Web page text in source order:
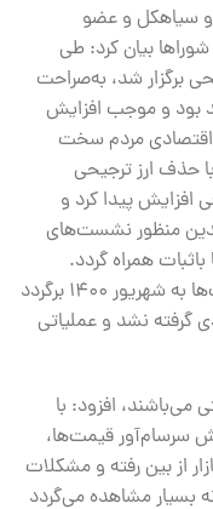
و سیاهکل و عضو
بیان کرد: طی
برگزار شد، به‌صراحت
بود و موجب افزایش
مردم سخت
حذف ارز ترجیحی
پیدا کرد و
منظور نشست‌های
همراه گردد.
درنهایت از سوی مجلس مقرر شد که قیمت‌ها به شهریور ۱۴۰۰ برگردد
گرفته نشد و عملیاتی
می‌باشند، افزود: با
سرسام‌آور قیمت‌ها،
از بین رفته و مشکلات
مشاهده می‌گردد